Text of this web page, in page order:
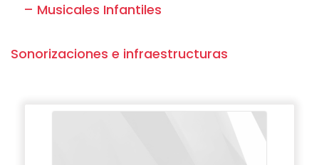
– Musicales Infantiles
Sonorizaciones e infraestructuras